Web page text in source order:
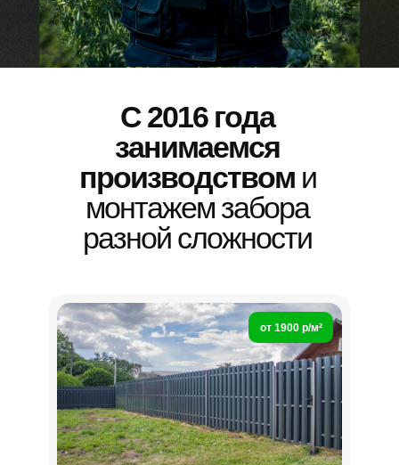
C 2016 года
занимаемся
производством и
монтажем забора
разной сложности
от 1900 р/м²